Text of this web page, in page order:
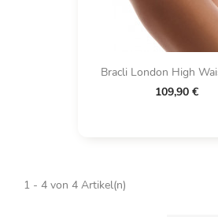
Bracli London High
109,90 €
1 - 4 von 4 Artikel(n)